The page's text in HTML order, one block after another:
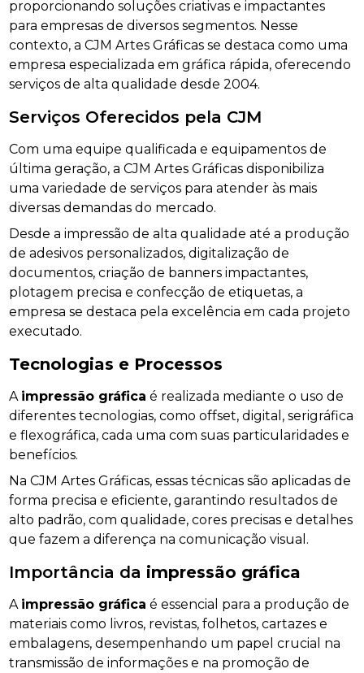
proporcionando soluções criativas e impactantes
para empresas de diversos segmentos. Nesse
contexto, a CJM Artes Gráficas se destaca como uma
empresa especializada em gráfica rápida, oferecendo
serviços de alta qualidade desde 2004.
Serviços Oferecidos pela CJM
Com uma equipe qualificada e equipamentos de
última geração, a CJM Artes Gráficas disponibiliza
uma variedade de serviços para atender às mais
diversas demandas do mercado.
Desde a impressão de alta qualidade até a produção
de adesivos personalizados, digitalização de
documentos, criação de banners impactantes,
plotagem precisa e confecção de etiquetas, a
empresa se destaca pela excelência em cada projeto
executado.
Tecnologias e Processos
A impressão gráfica é realizada mediante o uso de
diferentes tecnologias, como offset, digital, serigráfica
e flexográfica, cada uma com suas particularidades e
benefícios.
Na CJM Artes Gráficas, essas técnicas são aplicadas de
forma precisa e eficiente, garantindo resultados de
alto padrão, com qualidade, cores precisas e detalhes
que fazem a diferença na comunicação visual.
Importância da impressão gráfica
A impressão gráfica é essencial para a produção de
materiais como livros, revistas, folhetos, cartazes e
embalagens, desempenhando um papel crucial na
transmissão de informações e na promoção de